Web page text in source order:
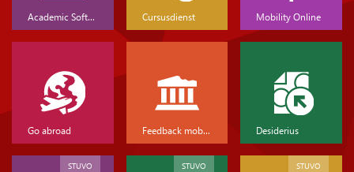
Academic Software Cursusdienst Mobility Online
Go abroad Feedback mobiliteit Desiderius
STUVO STUVO STUVO